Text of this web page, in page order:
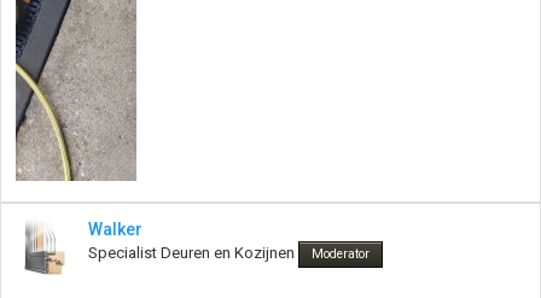
Walker
Specialist Deuren en Kozijnen Moderator